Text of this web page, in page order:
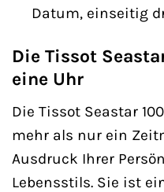
Datum, einseitig
Die Tissot
eine Uhr
Die Tissot Seastar
mehr als nur ein
Ausdruck Ihrer
Lebensstils. Sie ist